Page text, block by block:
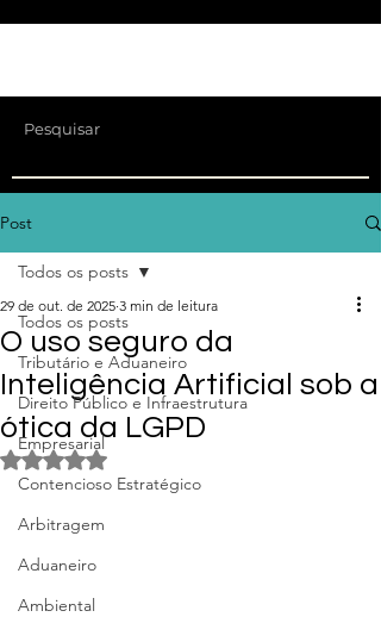
Post
Todos os posts
Tributário e Aduaneiro
Direito Público e Infraestrutura
Empresarial
Contencioso Estratégico
Arbitragem
Aduaneiro
Ambiental
Todos os posts
O uso seguro da
Inteligência Artificial sob a
ótica da LGPD
29 de out. de 2025 3 min de leitura
Avaliado com NaN de 5 estrelas.